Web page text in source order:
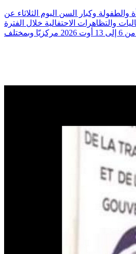
والطفولة وكبار السن اليوم الثلاثاء عن
والتظاهرات الاحتفالية خلال الفترة